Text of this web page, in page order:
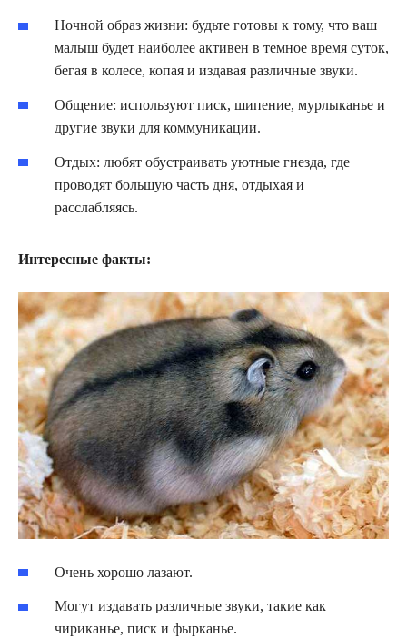
Ночной образ жизни: будьте готовы к тому, что ваш
малыш будет наиболее активен в темное время суток,
бегая в колесе, копая и издавая различные звуки.
Общение: используют писк, шипение, мурлыканье и
другие звуки для коммуникации.
Отдых: любят обустраивать уютные гнезда, где
проводят большую часть дня, отдыхая и
расслабляясь.
Интересные факты:
Очень хорошо лазают.
Могут издавать различные звуки, такие как
чириканье, писк и фырканье.